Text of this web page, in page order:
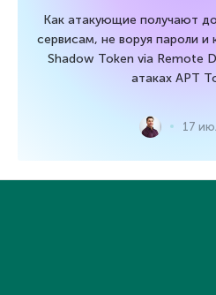
Как атакующие получают
сервисам, не воруя пароли и
Shadow Token via Remote
атаках APT
17